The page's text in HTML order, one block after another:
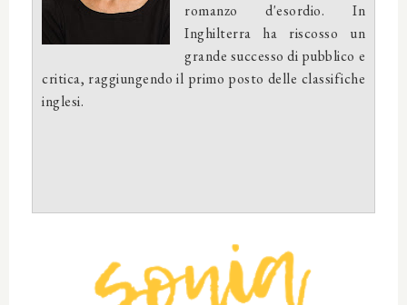
romanzo d'esordio. In
Inghilterra ha riscosso un
grande successo di pubblico e
critica, raggiungendo il primo posto delle classifiche
inglesi.